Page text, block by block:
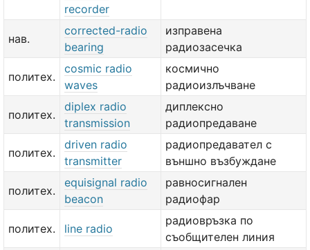
recorder
нав.
corrected-radio
bearing
изправена
радиозасечка
политех.
cosmic radio
waves
космично
радиоизлъчване
политех.
diplex radio
transmission
диплексно
радиопредаване
политех.
driven radio
transmitter
радиопредавател с
външно възбуждане
политех.
equisignal radio
beacon
равносигнален
радиофар
политех. line radio
радиовръзка по
съобщителен линия